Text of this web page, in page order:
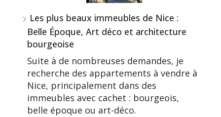
Les plus beaux immeubles de Nice :
Belle Époque, Art déco et architecture
bourgeoise
Suite à de nombreuses demandes, je
recherche des appartements à vendre à
Nice, principalement dans des
immeubles avec cachet : bourgeois,
belle époque ou art-déco.